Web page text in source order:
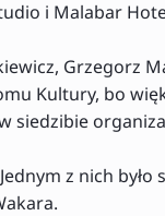
i Malabar
Grzegorz
Kultury, bo
siedzibie
z nich było